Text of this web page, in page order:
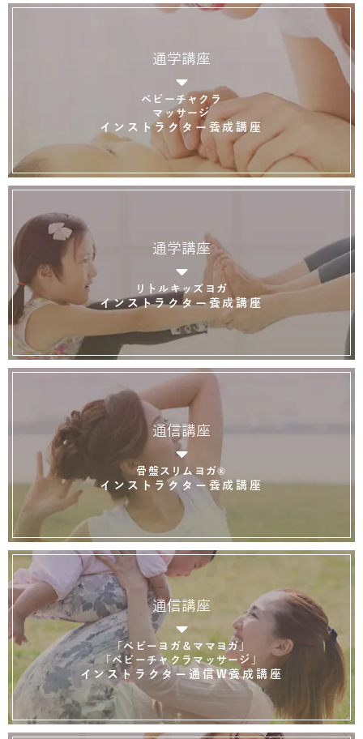
通学講座
ベビーチャクラ
マッサージ
インストラクター養成講座
通学講座
リトルキッズヨガ
インストラクター養成講座
通信講座
骨盤スリムヨガ®
インストラクター養成講座
通信講座
「ベビーヨガ＆ママヨガ」
「ベビーチャクラマッサージ」
インストラクター通信W養成講座